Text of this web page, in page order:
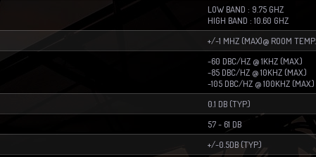
LOW BAND : 9.75 GHZ
HIGH BAND : 10.60 GHZ
+/-1 MHZ (MAX)@ ROOM TEMP.
-60 DBC/HZ @ 1KHZ (MAX.)
-85 DBC/HZ @ 10KHZ (MAX.)
-105 DBC/HZ @ 100KHZ (MAX.)
0.1 DB (TYP.)
57 ~ 61 DB
+/-0.5DB (TYP.)